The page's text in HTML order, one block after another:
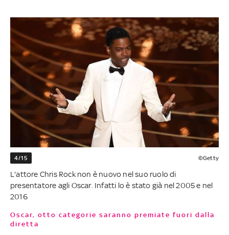
4/15 ©Getty
L'attore Chris Rock non è nuovo nel suo ruolo di
presentatore agli Oscar. Infatti lo è stato già nel 2005 e nel
2016
Oscar, otto categorie saranno premiate fuori dalla
diretta